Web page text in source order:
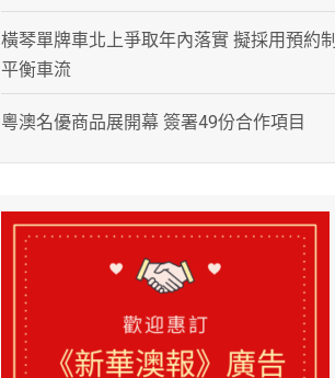
橫琴單牌車北上爭取年內落實 擬採用預約制
平衡車流
粵澳名優商品展開幕 簽署49份合作項目